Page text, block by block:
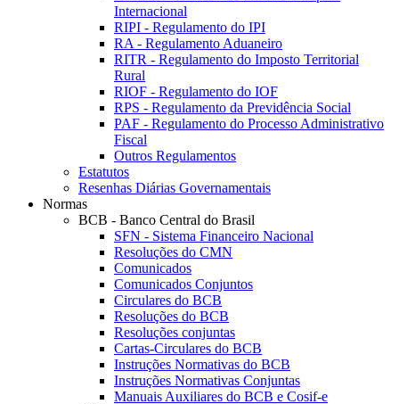
Internacional
RIPI - Regulamento do IPI
RA - Regulamento Aduaneiro
RITR - Regulamento do Imposto Territorial
Rural
RIOF - Regulamento do IOF
RPS - Regulamento da Previdência Social
PAF - Regulamento do Processo Administrativo
Fiscal
Outros Regulamentos
Estatutos
Resenhas Diárias Governamentais
Normas
BCB - Banco Central do Brasil
SFN - Sistema Financeiro Nacional
Resoluções do CMN
Comunicados
Comunicados Conjuntos
Circulares do BCB
Resoluções do BCB
Resoluções conjuntas
Cartas-Circulares do BCB
Instruções Normativas do BCB
Instruções Normativas Conjuntas
Manuais Auxiliares do BCB e Cosif-e